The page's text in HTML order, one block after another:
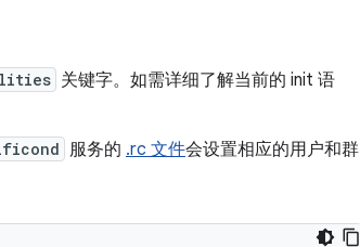
关键字。如需详细了解当前的 init 语
服务的 .rc 文件会设置相应的用户和群